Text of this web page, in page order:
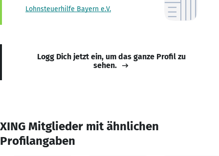
Lohnsteuerhilfe Bayern e.V.
Logg Dich jetzt ein, um das ganze Profil zu
sehen.
XING Mitglieder mit ähnlichen
Profilangaben